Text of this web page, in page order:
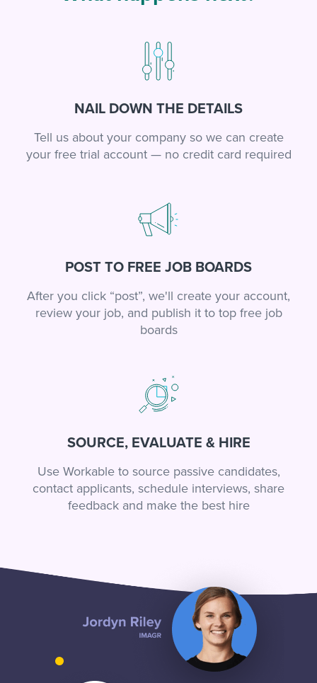
NAIL DOWN THE DETAILS
Tell us about your company so we can create
your free trial account — no credit card required
POST TO FREE JOB BOARDS
After you click “post”, we'll create your account,
review your job, and publish it to top free job
boards
SOURCE, EVALUATE & HIRE
Use Workable to source passive candidates,
contact applicants, schedule interviews, share
feedback and make the best hire